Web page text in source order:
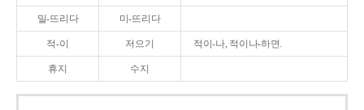
밀-뜨리다 미-뜨리다
적-이 저으기 적이-나, 적이나-하면.
휴지 수지